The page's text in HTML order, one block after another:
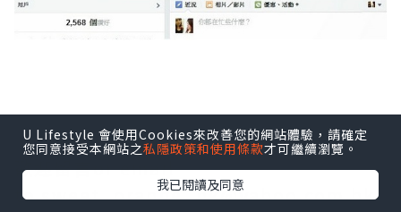
歡迎留言or email
tosweet_orange_hk@yahoo.com.hk
U Lifestyle 會使用Cookies來改善您的網站體驗，請確定
您同意接受本網站之私隱政策和使用條款才可繼續瀏覽。
我已閱讀及同意